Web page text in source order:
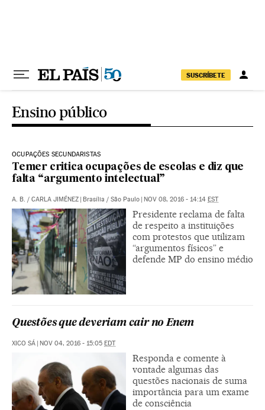
SUSCRÍBETE
Ensino público
OCUPAÇÕES SECUNDARISTAS
Temer critica ocupações de escolas e diz que
falta “argumento intelectual”
A. B. / CARLA JIMÉNEZ | Brasília / São Paulo | NOV 08, 2016 - 14:14 EST
Presidente reclama de falta
de respeito a instituições
com protestos que utilizam
“argumentos físicos” e
defende MP do ensino médio
Questões que deveriam cair no Enem
XICO SÁ | NOV 04, 2016 - 15:05 EDT
Responda e comente à
vontade algumas das
questões nacionais de suma
importância para um exame
de consciência